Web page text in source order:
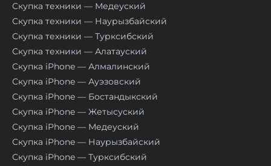
Скупка техники — Медеуский
Скупка техники — Наурызбайский
Скупка техники — Турксибский
Скупка техники — Алатауский
Скупка iPhone — Алмалинский
Скупка iPhone — Ауэзовский
Скупка iPhone — Бостандыкский
Скупка iPhone — Жетысуский
Скупка iPhone — Медеуский
Скупка iPhone — Наурызбайский
Скупка iPhone — Турксибский